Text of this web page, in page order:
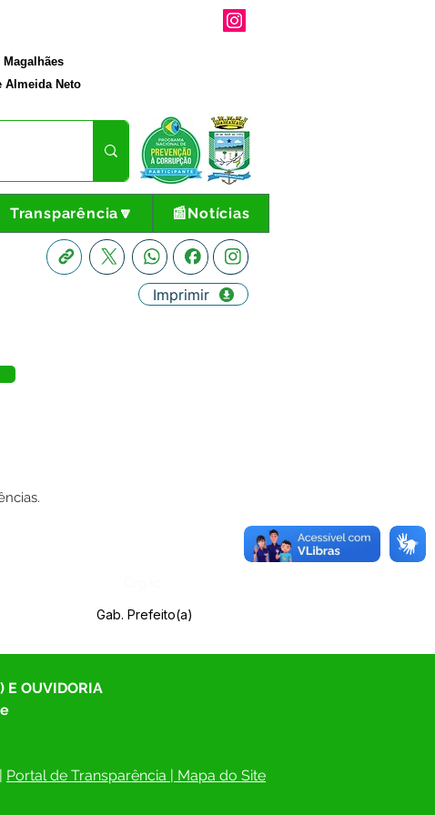
Almeida Neto
Transparência🔽 📰Notícias
Imprimir
Gab. Prefeito(a)
E OUVIDORIA
| Portal de Transparência | Mapa do Site